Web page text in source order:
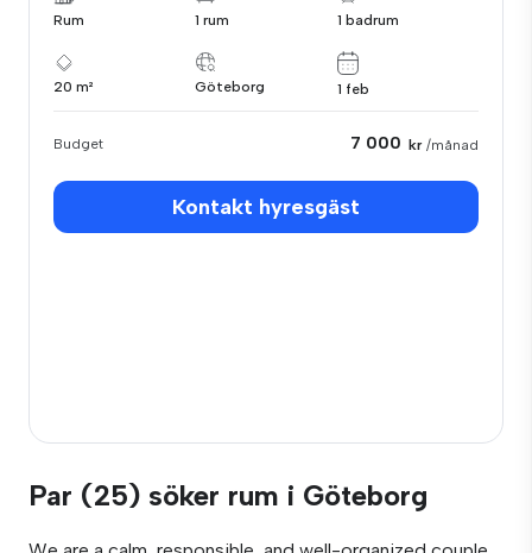
Rum 1 rum 1 badrum
20 m² Göteborg 1 feb
Budget 7 000 kr /månad
Kontakt hyresgäst
Par (25) söker rum i Göteborg